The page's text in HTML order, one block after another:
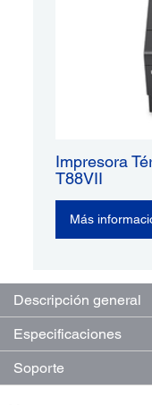
Impresora
T88VII
Más
Descripción general
Especificaciones
Soporte